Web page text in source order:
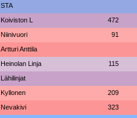
STA
Koiviston L 472
Niinivuori 91
Artturi Anttila
Heinolan Linja 115
Lähilinjat
Kyllonen 209
Nevakivi 323